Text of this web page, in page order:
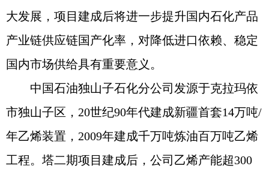
大发展，项目建成后将进一步提升国内石化产品
产业链供应链国产化率，对降低进口依赖、稳定
国内市场供给具有重要意义。
中国石油独山子石化分公司发源于克拉玛依
市独山子区，20世纪90年代建成新疆首套14万吨/
年乙烯装置，2009年建成千万吨炼油百万吨乙烯
工程。塔二期项目建成后，公司乙烯产能超300